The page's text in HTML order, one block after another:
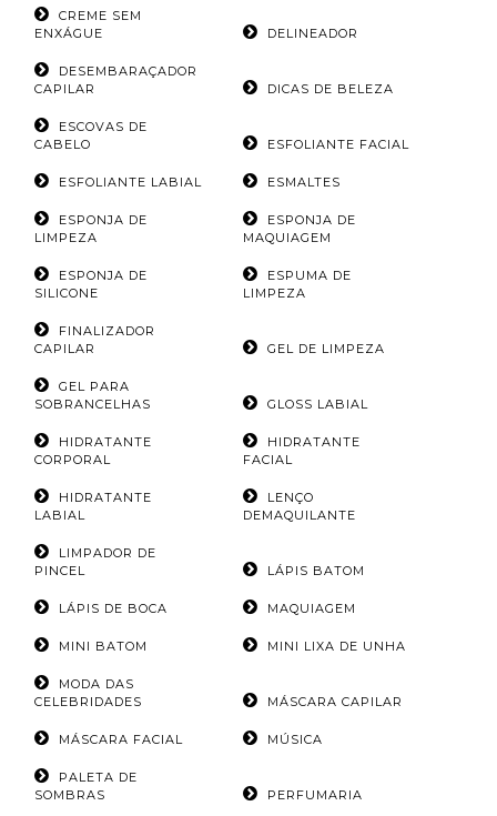
CREME SEM
ENXÁGUE
DELINEADOR
DESEMBARAÇADOR
CAPILAR
DICAS DE BELEZA
ESCOVAS DE
CABELO
ESFOLIANTE FACIAL
ESFOLIANTE LABIAL ESMALTES
ESPONJA DE
LIMPEZA
ESPONJA DE
MAQUIAGEM
ESPONJA DE
SILICONE
ESPUMA DE
LIMPEZA
FINALIZADOR
CAPILAR
GEL DE LIMPEZA
GEL PARA
SOBRANCELHAS
GLOSS LABIAL
HIDRATANTE
CORPORAL
HIDRATANTE
FACIAL
HIDRATANTE
LABIAL
LENÇO
DEMAQUILANTE
LIMPADOR DE
PINCEL
LÁPIS BATOM
LÁPIS DE BOCA MAQUIAGEM
MINI BATOM MINI LIXA DE UNHA
MODA DAS
CELEBRIDADES
MÁSCARA CAPILAR
MÁSCARA FACIAL MÚSICA
PALETA DE
SOMBRAS
PERFUMARIA